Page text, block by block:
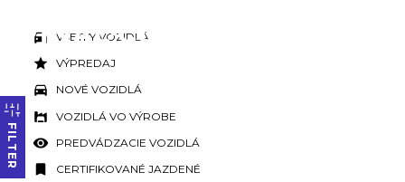
FILTER
VŠETKY VOZIDLÁ
VÝPREDAJ
NOVÉ VOZIDLÁ
VOZIDLÁ VO VÝROBE
PREDVÁDZACIE VOZIDLÁ
CERTIFIKOVANÉ JAZDENÉ